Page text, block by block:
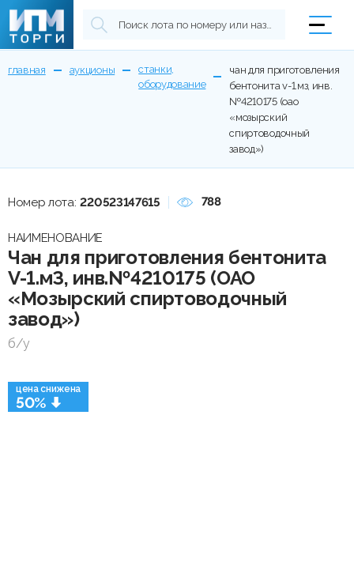
главная аукционы
станки,
оборудование
чан для приготовления
бентонита v-1.мз, инв.
№4210175 (оао
«мозырский
спиртоводочный
завод»)
цена снижена
50%
Номер лота: 220523147615 788
НАИМЕНОВАНИЕ
Чан для приготовления бентонита
V-1.мЗ, инв.№4210175 (ОАО
«Мозырский спиртоводочный
завод»)
б/у